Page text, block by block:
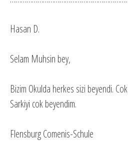
Hasan D.
Selam Muhsin bey,
Bizim Okulda herkes sizi beyendi.
Sarkiyi cok beyendim.
Flensburg Comenis-Schule